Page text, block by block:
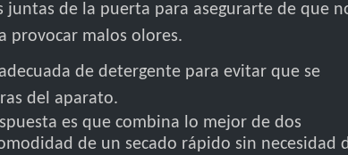
de la puerta para asegurarte de que
provocar malos olores.
de detergente para evitar que se
del aparato.
es que combina lo mejor de dos
de un secado rápido sin necesidad